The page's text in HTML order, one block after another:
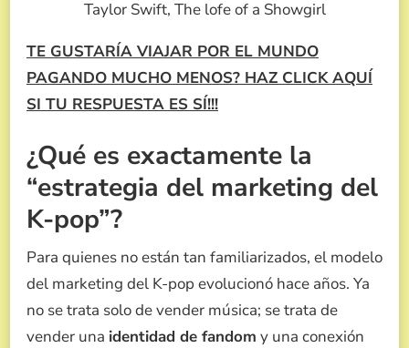
Taylor Swift, The lofe of a Showgirl
TE GUSTARÍA VIAJAR POR EL MUNDO
PAGANDO MUCHO MENOS? HAZ CLICK AQUÍ
SI TU RESPUESTA ES SÍ!!!
¿Qué es exactamente la
“estrategia del marketing del
K-pop”?
Para quienes no están tan familiarizados, el modelo
del marketing del K-pop evolucionó hace años. Ya
no se trata solo de vender música; se trata de
vender una identidad de fandom y una conexión